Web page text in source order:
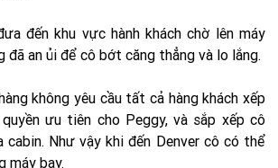
đến khu vực hành khách chờ lên máy
đã an ủi để cô bớt căng thẳng và lo lắng.
không yêu cầu tất cả hàng khách xếp
ưu tiên cho Peggy, và sắp xếp cô
cabin. Như vậy khi đến Denver cô có thể
máy bay.